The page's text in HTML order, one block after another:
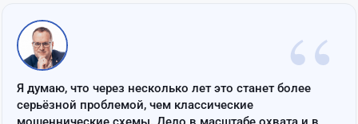
“
Я думаю, что через несколько лет это станет более
серьёзной проблемой, чем классические